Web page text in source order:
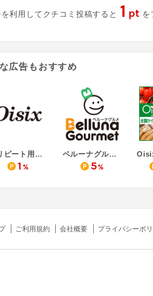
を利用してクチコミ投稿すると 1 pt を
広告もおすすめ
【リピート用】Oisix - おいしっくす
1 %
ベルーナグルメショッピング
5%
ご利用規約 会社概要 プライバシーポ